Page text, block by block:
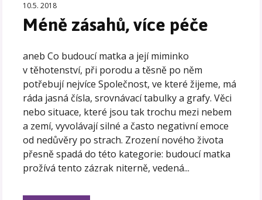
10.5. 2018
Méně zásahů, více péče
aneb Co budoucí matka a její miminko
v těhotenství, při porodu a těsně po něm
potřebují nejvíce Společnost, ve které žijeme, má
ráda jasná čísla, srovnávací tabulky a grafy. Věci
nebo situace, které jsou tak trochu mezi nebem
a zemí, vyvolávají silné a často negativní emoce
od nedůvěry po strach. Zrození nového života
přesně spadá do této kategorie: budoucí matka
prožívá tento zázrak niterně, vedená...